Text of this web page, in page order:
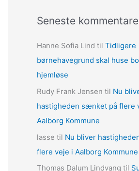
i
e
r
Seneste
Hanne Sofia Lind til Tidligere
børnehavegrund skal huse
hjemløse
Rudy Frank Jensen til Nu
hastigheden sænket på flere
Aalborg Kommune
lasse til Nu bliver
flere veje i Aalborg Kommune
Thomas Dalum Lindvang til